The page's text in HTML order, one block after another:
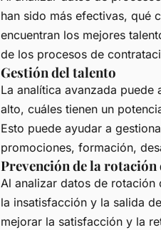
han sido más efectivas, qué
encuentran los mejores
de los procesos de
Gestión del talento
La analítica avanzada
alto, cuáles tienen un
Esto puede ayudar a
promociones, formación,
Prevención de la rotación
Al analizar datos de rotación
la insatisfacción y la salida
mejorar la satisfacción y la